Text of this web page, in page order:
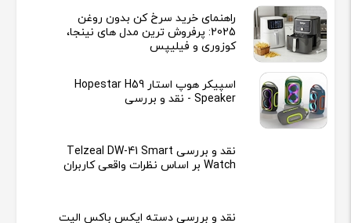
راهنمای خرید سرخ کن بدون روغن
2025: پرفروش ترین مدل های نینجا،
کوزوری و فیلیپس
اسپیکر هوپ استار Hopestar H59
Speaker - نقد و بررسی
نقد و بررسی Telzeal DW-41 Smart
Watch بر اساس نظرات واقعی کاربران
نقد و بررسی دسته ایکس باکس الیت